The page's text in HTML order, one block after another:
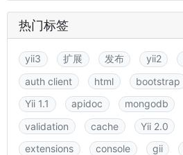
热门标签
yii3 扩展 发布 yii2
auth client
html bootstrap
Yii 1.1
apidoc mongodb
validation
cache Yii 2.0
extensions
console gii